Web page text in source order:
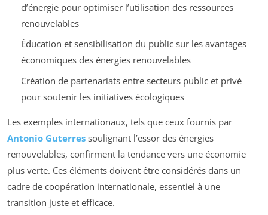
d’énergie pour optimiser l’utilisation des ressources
renouvelables
Éducation et sensibilisation du public sur les avantages
économiques des énergies renouvelables
Création de partenariats entre secteurs public et privé
pour soutenir les initiatives écologiques
Les exemples internationaux, tels que ceux fournis par
Antonio Guterres soulignant l’essor des énergies
renouvelables, confirment la tendance vers une économie
plus verte. Ces éléments doivent être considérés dans un
cadre de coopération internationale, essentiel à une
transition juste et efficace.